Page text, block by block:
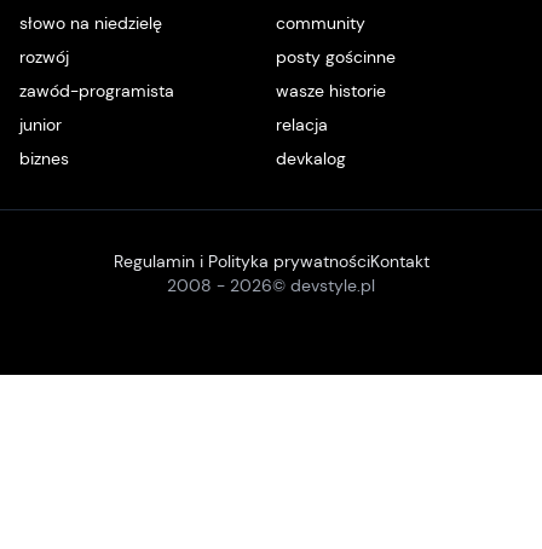
słowo na niedzielę
community
rozwój
posty gościnne
zawód-programista
wasze historie
junior
relacja
biznes
devkalog
2008 - 2026© devstyle.pl
Regulamin i Polityka prywatnościKontakt